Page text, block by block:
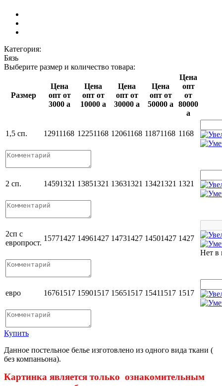
Категория:
Бязь
Выберите размер и количество товара:
Размер
Цена
опт от
3000 a
Цена
опт от
10000 a
Цена
опт от
30000 a
Цена
опт от
50000 a
Цена
опт
от
80000
a
1,5 сп. 12911168 12251168 12061168 11871168 1168
2 сп. 14591321 13851321 13631321 13421321 1321
2сп с
европрост.
15771427 14961427 14731427 14501427 1427
Нет в
евро 16761517 15901517 15651517 15411517 1517
Купить
Данное постельное белье изготовлено из одного вида ткани (
без компаньона).
Картинка является только ознакомительным